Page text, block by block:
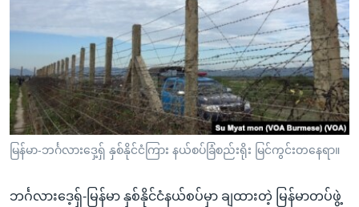
ညွန်း
စာမျက်နှာ
သို့
ကျော်
ကြည့်
ရှာဖွေ
ရုပ်ရှင်ထဲက အင်္ဂလိပ်စာ
သုတပဒေသာ အင်္ဂလိပ်စာ
ရေဒီယို/တီဗွီအစီအစဉ်
Learning English
ဗွီအိုအေ လူမှုကွန်ယက်များ
ဘာသာစကားများ
မြန်မာ-ဘင်္ဂလားဒှေ့ရှ် နှစ်နိုင်ငံကြား နယ်စပ်ခြံစည်းရိုး မြင်ကွင်းတနေရာ။
ဘင်္ဂလားဒေ့ရှ်-မြန်မာ နှစ်နိုင်ငံနယ်စပ်မှာ ချထားတဲ့ မြန်မာတပ်ဖွဲ့